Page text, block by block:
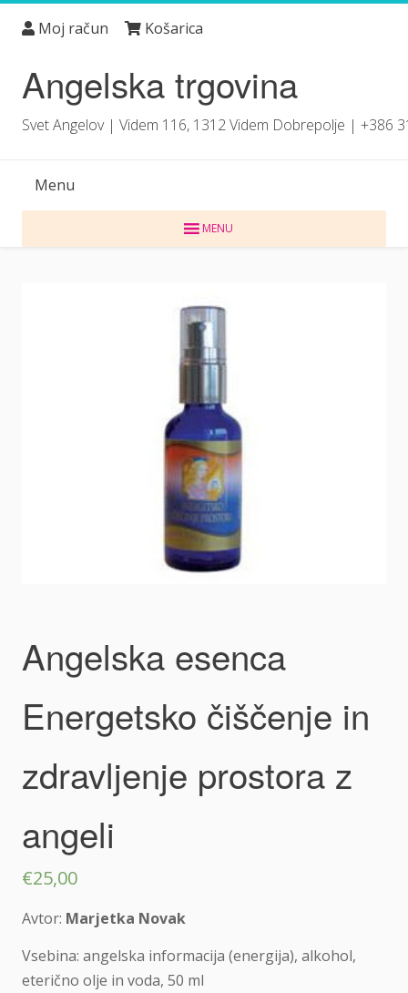
Moj račun Košarica
Angelska trgovina
Svet Angelov | Videm 116, 1312 Videm Dobrepolje | +386
Menu
Angelska esenca
Energetsko čiščenje in
zdravljenje prostora z
angeli
€25,00
Avtor: Marjetka Novak
Vsebina: angelska informacija (energija), alkohol,
eterično olje in voda, 50 ml